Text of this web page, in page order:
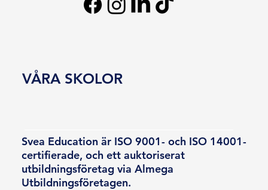
Svea Education är ISO 9001- och ISO 14001-
certifierade, och ett auktoriserat
utbildningsföretag via Almega
Utbildningsföretagen.
VÅRA SKOLOR